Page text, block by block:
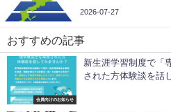
2026-07-27
おすすめの記事
会員向けのお知らせ
新生涯学習制度で「
された方体験談を話